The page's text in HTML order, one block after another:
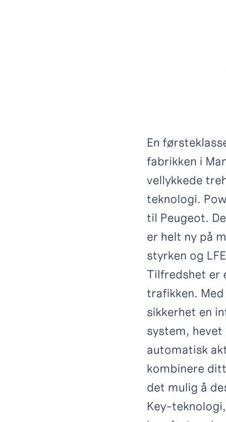
En
fabrikken i
vellykkede
teknologi.
til Peugeot.
er helt ny på
styrken og
Tilfredshet er
trafikken.
sikkerhet en
system,
automatisk
kombinere
det mulig å
Key-